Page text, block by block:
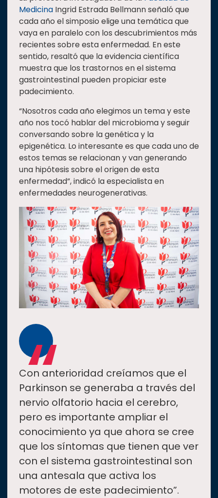
Medicina Ingrid Estrada Bellmann señaló que
cada año el simposio elige una temática que
vaya en paralelo con los descubrimientos más
recientes sobre esta enfermedad. En este
sentido, resaltó que la evidencia científica
muestra que los trastornos en el sistema
gastrointestinal pueden propiciar este
padecimiento.
“Nosotros cada año elegimos un tema y este
año nos tocó hablar del microbioma y seguir
conversando sobre la genética y la
epigenética. Lo interesante es que cada uno de
estos temas se relacionan y van generando
una hipótesis sobre el origen de esta
enfermedad”, indicó la especialista en
enfermedades neurogenerativas.
“
Con anterioridad creíamos que el
Parkinson se generaba a través del
nervio olfatorio hacia el cerebro,
pero es importante ampliar el
conocimiento ya que ahora se cree
que los síntomas que tienen que ver
con el sistema gastrointestinal son
una antesala que activa los
motores de este padecimiento”.